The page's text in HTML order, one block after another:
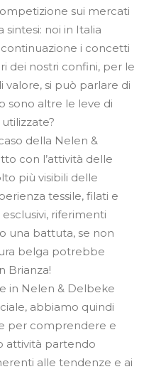
sui mercati
sintesi: noi in Italia
i concetti
dei nostri confini, per le
si può parlare di
sono altre le leve di
della Nelen &
con l’attività delle
più visibili delle
tessile, filati e
riferimenti
una battuta, se non
belga potrebbe
Brianza!
in Nelen & Delbeke
abbiamo quindi
per comprendere e
attività partendo
alle tendenze e ai